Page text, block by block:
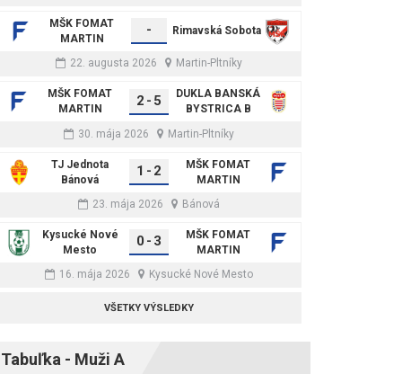
MŠK FOMAT
MARTIN
- Rimavská Sobota
22. augusta 2026 Martin-Pltníky
MŠK FOMAT
MARTIN
2 - 5
DUKLA BANSKÁ
BYSTRICA B
30. mája 2026
Martin-Pltníky
TJ Jednota
Bánová
1 - 2
MŠK FOMAT
MARTIN
23. mája 2026
Bánová
Kysucké Nové
Mesto
0 - 3
MŠK FOMAT
MARTIN
16. mája 2026
Kysucké Nové Mesto
VŠETKY VÝSLEDKY
Tabuľka - Muži A